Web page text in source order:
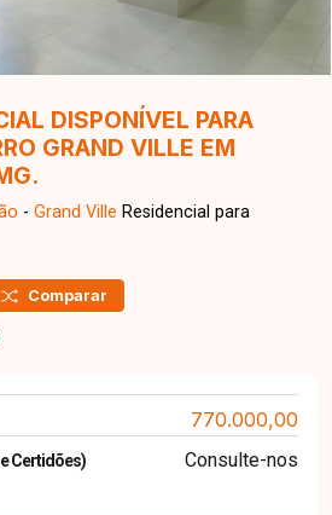
DISPONÍVEL PARA
GRAND VILLE EM
- Grand Ville Residencial para
Comparar
770.000,00
Certidões) Consulte-nos